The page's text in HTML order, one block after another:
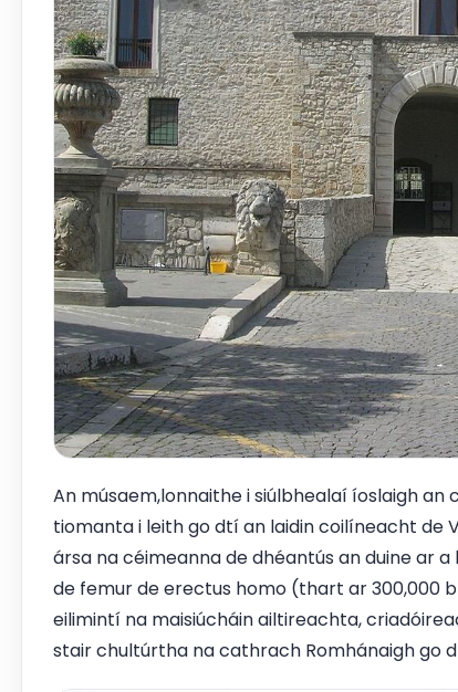
An músaem,lonnaithe i siúlbhealaí íoslaigh an
tiomanta i leith go dtí an laidin coilíneacht de
ársa na céimeanna de dhéantús an duine ar
de femur de erectus homo (thart ar 300,000
eilimintí na maisiúcháin ailtireachta,
stair chultúrtha na cathrach Romhánaigh go